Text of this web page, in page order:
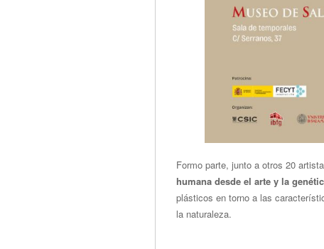
Formo parte, junto a otros 20
humana desde el arte y la
plásticos en torno a las
la naturaleza.